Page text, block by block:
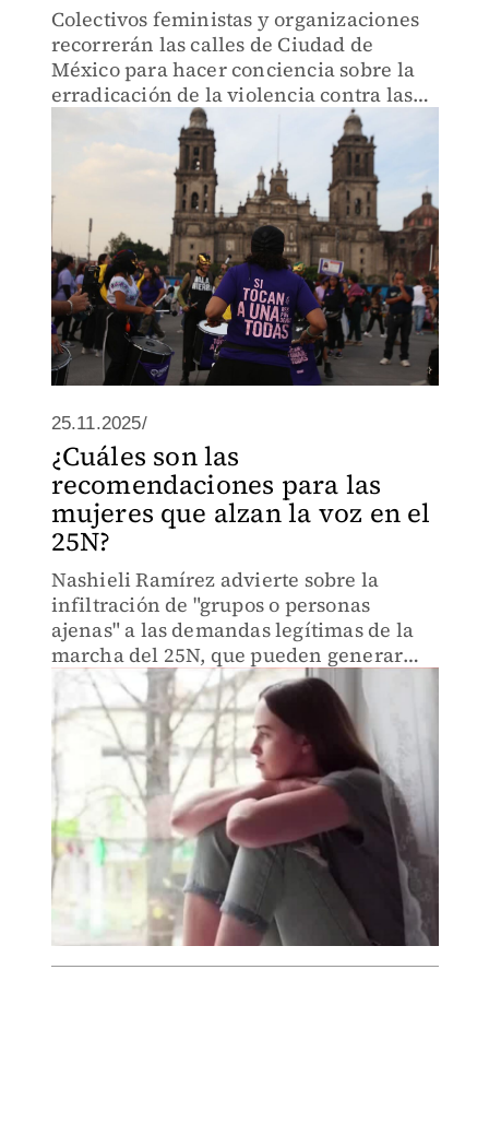
Colectivos feministas y organizaciones
recorrerán las calles de Ciudad de
México para hacer conciencia sobre la
erradicación de la violencia contra las
25.11.2025/
¿Cuáles son las
recomendaciones para las
mujeres que alzan la voz en el
25N?
Nashieli Ramírez advierte sobre la
infiltración de "grupos o personas
ajenas" a las demandas legítimas de la
marcha del 25N, que pueden generar
disturbios. Reitera la necesidad de
autocuidado colectivo y comunitario.